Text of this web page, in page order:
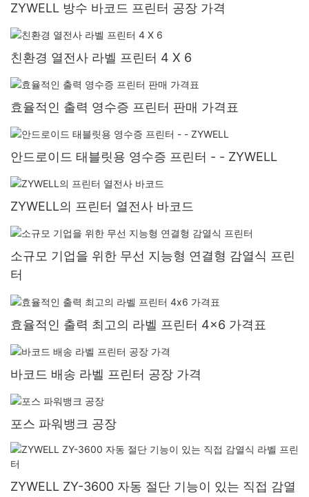
ZYWELL 방수 바코드 프린터 공장 가격
친환경 열전사 라벨 프린터 4 X 6
효율적인 출력 영수증 프린터 판매 가격표
안드로이드 태블릿용 영수증 프린터 - - ZYWELL
ZYWELL의 프린터 열전사 바코드
소규모 기업을 위한 무선 지능형 연결형 감열식 프린
터
효율적인 출력 최고의 라벨 프린터 4x6 가격표
바코드 배송 라벨 프린터 공장 가격
포스 파워뱅크 공장
ZYWELL ZY-3600 자동 절단 기능이 있는 직접 감열